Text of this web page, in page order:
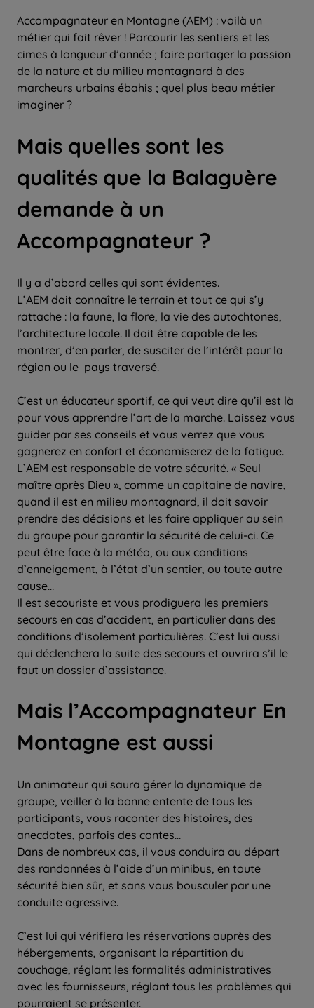
Accompagnateur en Montagne (AEM) : voilà un
métier qui fait rêver ! Parcourir les sentiers et les
cimes à longueur d’année ; faire partager la passion
de la nature et du milieu montagnard à des
marcheurs urbains ébahis ; quel plus beau métier
imaginer ?
Mais quelles sont les
qualités que la Balaguère
demande à un
Accompagnateur ?
Il y a d’abord celles qui sont évidentes.
L’AEM doit connaître le terrain et tout ce qui s’y
rattache : la faune, la flore, la vie des autochtones,
l’architecture locale. Il doit être capable de les
montrer, d’en parler, de susciter de l’intérêt pour la
région ou le pays traversé.
C’est un éducateur sportif, ce qui veut dire qu’il est là
pour vous apprendre l’art de la marche. Laissez vous
guider par ses conseils et vous verrez que vous
gagnerez en confort et économiserez de la fatigue.
L’AEM est responsable de votre sécurité. « Seul
maître après Dieu », comme un capitaine de navire,
quand il est en milieu montagnard, il doit savoir
prendre des décisions et les faire appliquer au sein
du groupe pour garantir la sécurité de celui-ci. Ce
peut être face à la météo, ou aux conditions
d’enneigement, à l’état d’un sentier, ou toute autre
cause…
Il est secouriste et vous prodiguera les premiers
secours en cas d’accident, en particulier dans des
conditions d’isolement particulières. C’est lui aussi
qui déclenchera la suite des secours et ouvrira s’il le
faut un dossier d’assistance.
Mais l’Accompagnateur En
Montagne est aussi
Un animateur qui saura gérer la dynamique de
groupe, veiller à la bonne entente de tous les
participants, vous raconter des histoires, des
anecdotes, parfois des contes…
Dans de nombreux cas, il vous conduira au départ
des randonnées à l’aide d’un minibus, en toute
sécurité bien sûr, et sans vous bousculer par une
conduite agressive.
C’est lui qui vérifiera les réservations auprès des
hébergements, organisant la répartition du
couchage, réglant les formalités administratives
avec les fournisseurs, réglant tous les problèmes qui
pourraient se présenter.